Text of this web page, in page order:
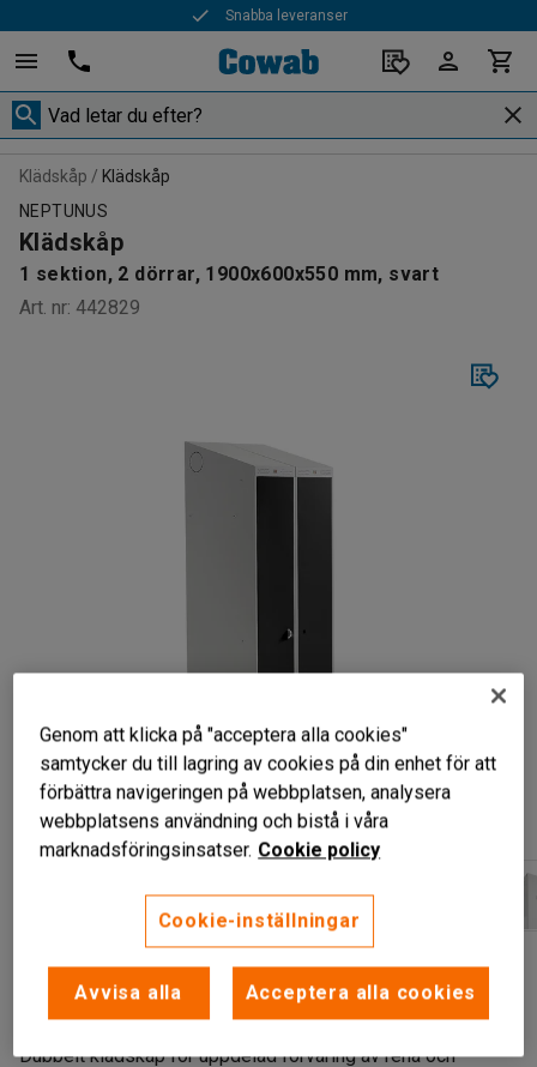
Snabba leveranser
Klädskåp
Klädskåp
NEPTUNUS
Klädskåp
1 sektion, 2 dörrar, 1900x600x550 mm, svart
Art. nr: 442829
Uppdelad klädförvaring
God ventilation
Kan monteras på väggen
Dubbelt klädskåp för uppdelad förvaring av rena och
Genom att klicka på "acceptera alla cookies"
samtycker du till lagring av cookies på din enhet för att
förbättra navigeringen på webbplatsen, analysera
webbplatsens användning och bistå i våra
marknadsföringsinsatser. Cookie policy
Cookie-inställningar
Avvisa alla Acceptera alla cookies